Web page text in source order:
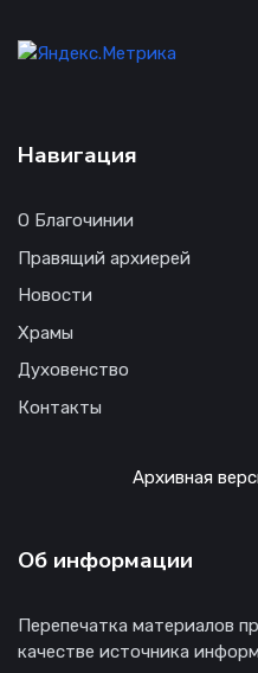
Навигация
О Благочинии
Правящий архиерей
Новости
Храмы
Духовенство
Контакты
Архивная
Об информации
Перепечатка материалов
качестве источника